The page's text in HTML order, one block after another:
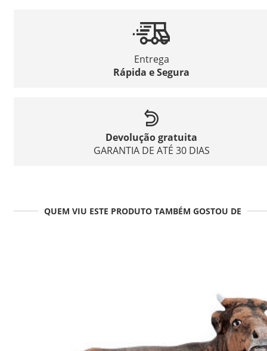
Entrega
Rápida e Segura
Devolução gratuita
GARANTIA DE ATÉ 30 DIAS
QUEM VIU ESTE PRODUTO TAMBÉM GOSTOU DE